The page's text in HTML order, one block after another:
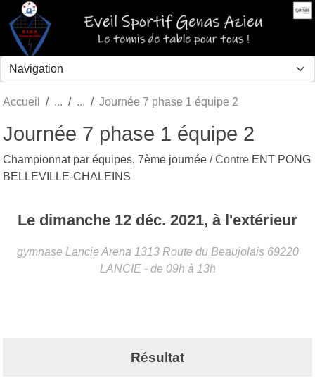
Accueil Journée 7 phase 1 équipe 2
Journée 7 phase 1 équipe 2
Championnat par équipes, 7ème journée / Contre ENT PONG
BELLEVILLE-CHALEINS
Le dimanche 12 déc. 2021, à l'extérieur
gymnase Lancie Arena 1313 Route du Beaujolais 69220
LANCIE - de 09h à 13h
Résultat
Panneau de gestion des cookies